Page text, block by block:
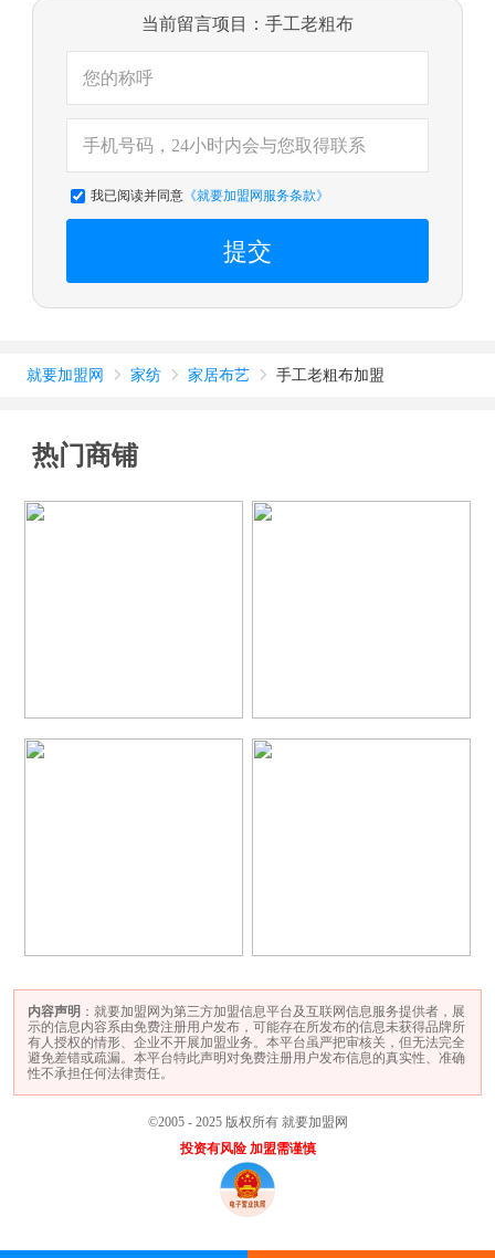
当前留言项目：手工老粗布
我已阅读并同意《就要加盟网服务条款》
提交
就要加盟网  家纺  家居布艺  手工老粗布加盟
热门商铺
内容声明 ：就要加盟网为第三方加盟信息平台及互联网信息服务提供者，展
示的信息内容系由免费注册用户发布，可能存在所发布的信息未获得品牌所
有人授权的情形、企业不开展加盟业务。本平台虽严把审核关，但无法完全
避免差错或疏漏。本平台特此声明对免费注册用户发布信息的真实性、准确
性不承担任何法律责任。
©2005 - 2025 版权所有 就要加盟网
投资有风险 加盟需谨慎